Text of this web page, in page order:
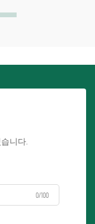
니다.
0/100